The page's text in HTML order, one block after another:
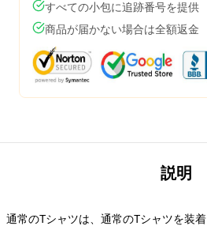
すべての小包に追跡番号を提供
商品が届かない場合は全額返金
説明
通常のTシャツは、通常のTシャツを装着